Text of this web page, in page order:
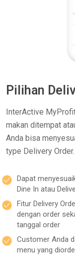
Pilihan
InterActive
makan ditempat
Anda bisa
type Delivery Order.
Dapat
Dine In atau
Fitur Delivery
dengan order
tanggal order
Customer Anda
menu yang